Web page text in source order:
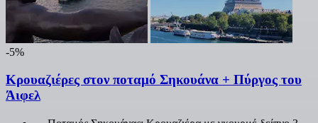
-5%
Κρουαζιέρες στον ποταμό Σηκουάνα + Πύργος του
Άιφελ